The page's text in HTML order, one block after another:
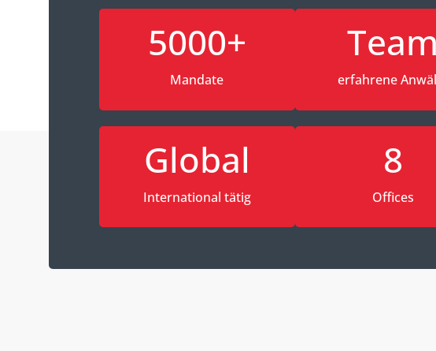
5000+
Mandate
Team
erfahrene
Global
International tätig
8
Offices